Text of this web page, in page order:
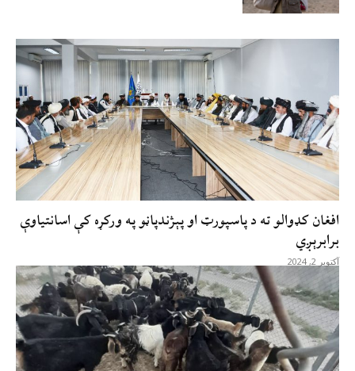
افغان کډوالو ته د پاسپورټ او پېژندپاڼو په ورکړه کې اسانتياوې
برابرېږي
آکتوبر 2, 2024